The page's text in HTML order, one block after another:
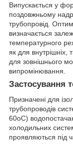
Випускається у
поздовжньому
трубопровід.
визначається
температурного
як для внутрішніх,
для зовнішнього
випромінювання.
Застосування
Призначені для
трубопроводів
60oC)
холодильних
проявляються під